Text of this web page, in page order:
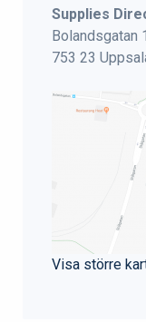
Supplies
Bolandsgatan
753 23
Visa större